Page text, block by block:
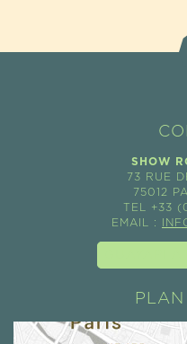
SHOW
73 RUE
75012
TEL +33
EMAIL :